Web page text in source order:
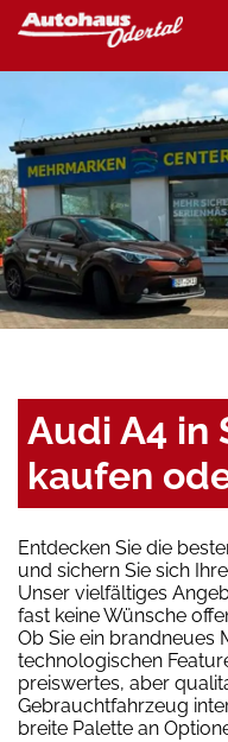
Audi A4 in
kaufen
Entdecken Sie die
und sichern Sie sich
Unser vielfältiges
fast keine Wünsche
Ob Sie ein brandneues
technologischen
preiswertes, aber
Gebrauchtfahrzeug
breite Palette an